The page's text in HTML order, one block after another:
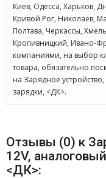
Киев, Одесса, Харьков,
Кривой Рог, Николаев,
Полтава, Черкассы,
Кропивницкий, Ивано-
компаниями, на выбор
товара, обязательно
на Зарядное
зарядки, <ДК>.
Отзывы (0) к
12V,
<ДК>: